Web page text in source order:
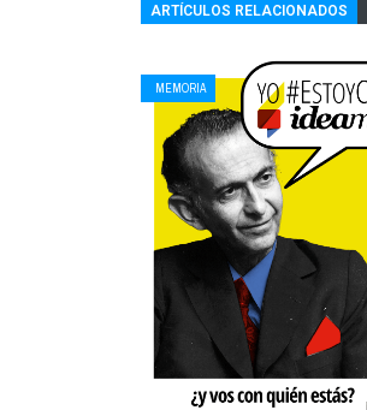
ARTÍCULOS RELACIONADOS
MEMORIA